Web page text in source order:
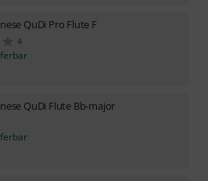
QuDi Pro Flute F
4
QuDi Flute Bb-major